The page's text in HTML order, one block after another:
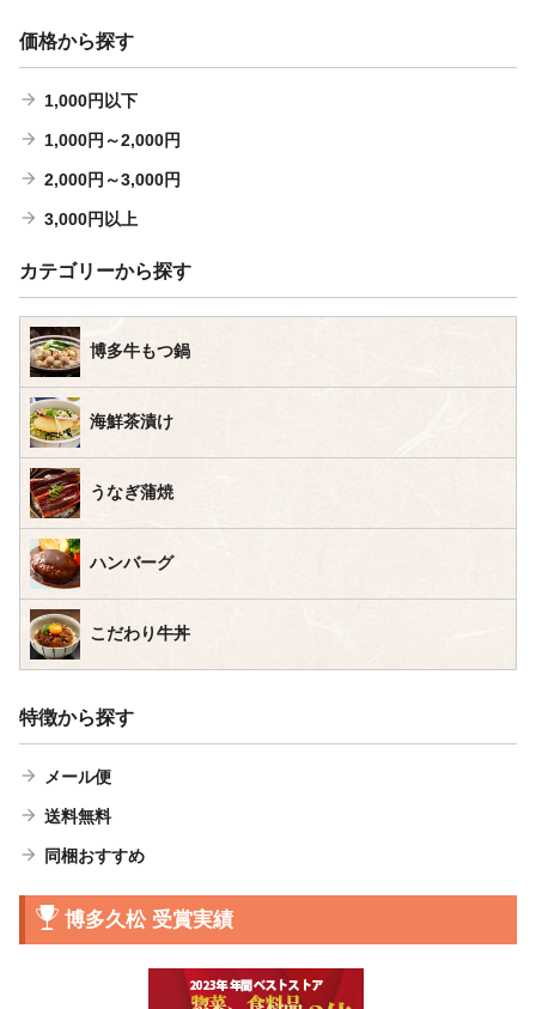
価格から探す
1,000円以下
1,000円～2,000円
2,000円～3,000円
3,000円以上
カテゴリーから探す
博多牛もつ鍋
海鮮茶漬け
うなぎ蒲焼
ハンバーグ
こだわり牛丼
特徴から探す
メール便
送料無料
同梱おすすめ
博多久松 受賞実績